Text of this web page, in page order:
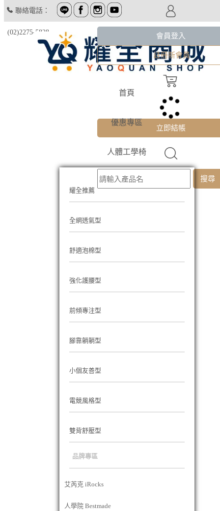
聯絡電話：
(02)2275-5828 會員登入
註冊新會員
立即結帳
搜尋
首頁
優惠專區
人體工學椅
耀全推薦
全網透氣型
舒適泡棉型
強化護腰型
前傾專注型
腳靠躺躺型
小個友善型
電競風格型
雙背舒壓型
品牌專區
艾芮克 iRocks
人學院 Bestmade